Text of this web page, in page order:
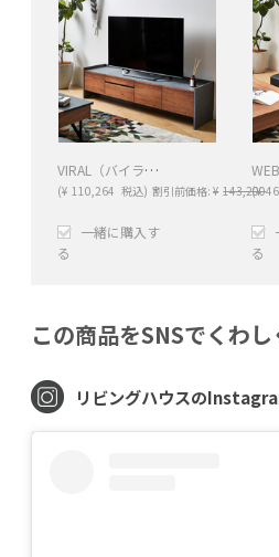
VIRAL（バイラル）テレビボード（ブラウン）
(¥ 110,264 税込) 割引前価格:¥ 143,200
一緒に購入す
る
(¥
る
この商品をSNSでくわ
リビングハウスの